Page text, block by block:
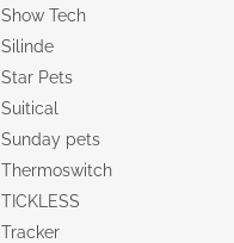
Show Tech
Silinde
Star Pets
Suitical
Sunday pets
Thermoswitch
TICKLESS
Tracker